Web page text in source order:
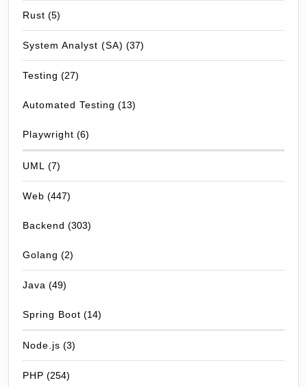
Rust (5)
System Analyst (SA) (37)
Testing (27)
Automated Testing (13)
Playwright (6)
UML (7)
Web (447)
Backend (303)
Golang (2)
Java (49)
Spring Boot (14)
Node.js (3)
PHP (254)